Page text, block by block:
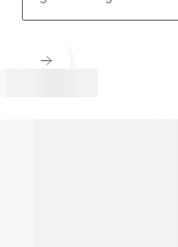
Acessar com senha